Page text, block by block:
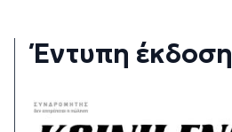
Έντυπη έκδοση